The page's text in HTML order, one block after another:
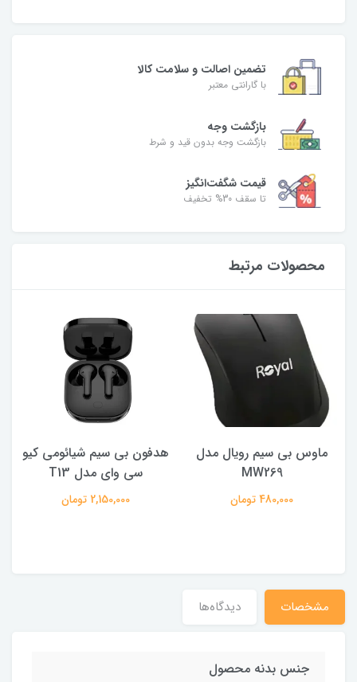
تضمین اصالت و سلامت کالا
با گارانتی معتبر
بازگشت وجه
بازگشت وجه بدون قید و شرط
قیمت شگفت‌انگیز
تا سقف 30% تخفیف
محصولات مرتبط
ماوس بی سیم رویال مدل
MW269
480,000 تومان
هدفون بی سیم شیائومی کیو
سی وای مدل T13
2,150,000 تومان
مشخصات دیدگاه‌ها
جنس بدنه محصول